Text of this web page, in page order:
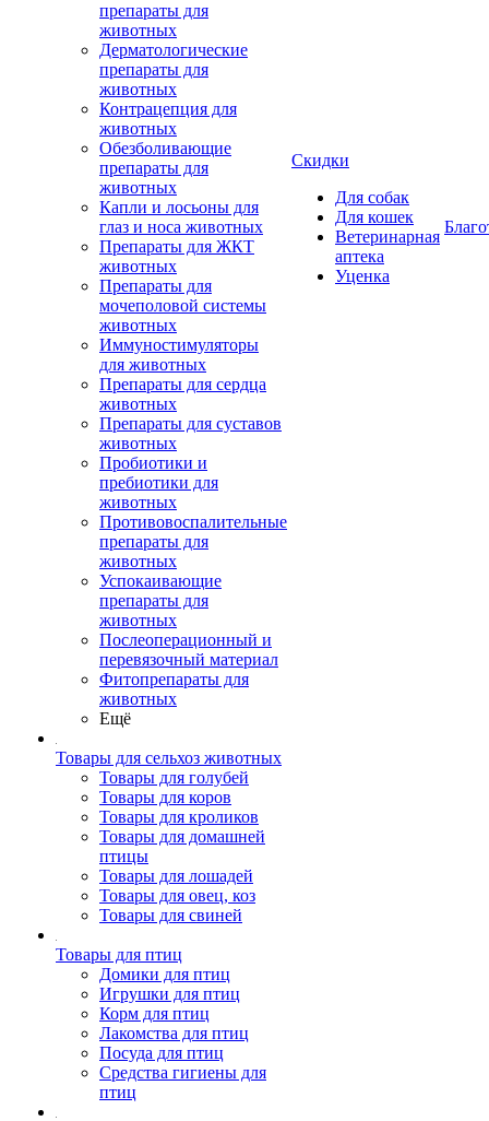
препараты для
животных
Дерматологические
препараты для
животных
Контрацепция для
животных
Обезболивающие
препараты для
животных
Капли и лосьоны для
глаз и носа животных
Препараты для ЖКТ
животных
Препараты для
мочеполовой системы
животных
Иммуностимуляторы
для животных
Препараты для сердца
животных
Препараты для суставов
животных
Пробиотики и
пребиотики для
животных
Противовоспалительные
препараты для
животных
Успокаивающие
препараты для
животных
Послеоперационный и
перевязочный материал
Фитопрепараты для
животных
Ещё
Товары для сельхоз животных
Товары для голубей
Товары для коров
Товары для кроликов
Товары для домашней
птицы
Товары для лошадей
Товары для овец, коз
Товары для свиней
Товары для птиц
Домики для птиц
Игрушки для птиц
Корм для птиц
Лакомства для птиц
Посуда для птиц
Средства гигиены для
птиц
Скидки
Для собак
Для кошек
Ветеринарная
аптека
Уценка